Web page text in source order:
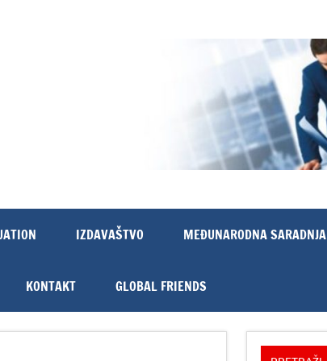
IZDAVAŠTVO MEĐUNARODNA SARADNJA
KONTAKT GLOBAL FRIENDS